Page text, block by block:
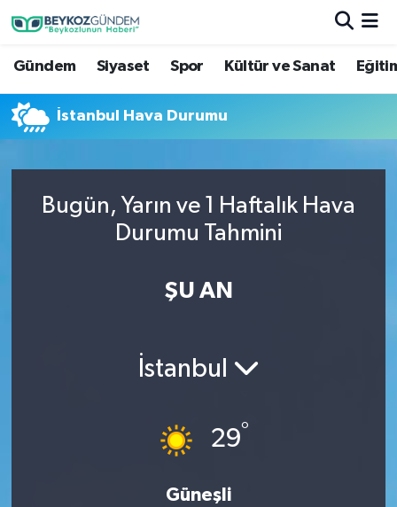
Gündem Siyaset Spor Kültür ve Sanat
İstanbul Hava Durumu
Bugün, Yarın ve 1 Haftalık Hava
Durumu Tahmini
ŞU AN
İstanbul
29°
Güneşli
Hava Durumu
Trafik Durumu
Tüm Manşetler